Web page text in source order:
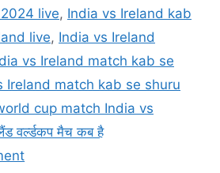
live, India vs Ireland kab
live, India vs Ireland
vs Ireland match kab se
Ireland match kab se shuru
cup match India vs
वर्ल्डकप मैच कब है